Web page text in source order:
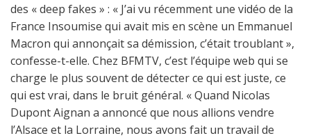
des « deep fakes » : « J’ai vu récemment une vidéo de la
France Insoumise qui avait mis en scène un Emmanuel
Macron qui annonçait sa démission, c’était troublant »,
confesse-t-elle. Chez BFMTV, c’est l’équipe web qui se
charge le plus souvent de détecter ce qui est juste, ce
qui est vrai, dans le bruit général. « Quand Nicolas
Dupont Aignan a annoncé que nous allions vendre
l’Alsace et la Lorraine, nous avons fait un travail de